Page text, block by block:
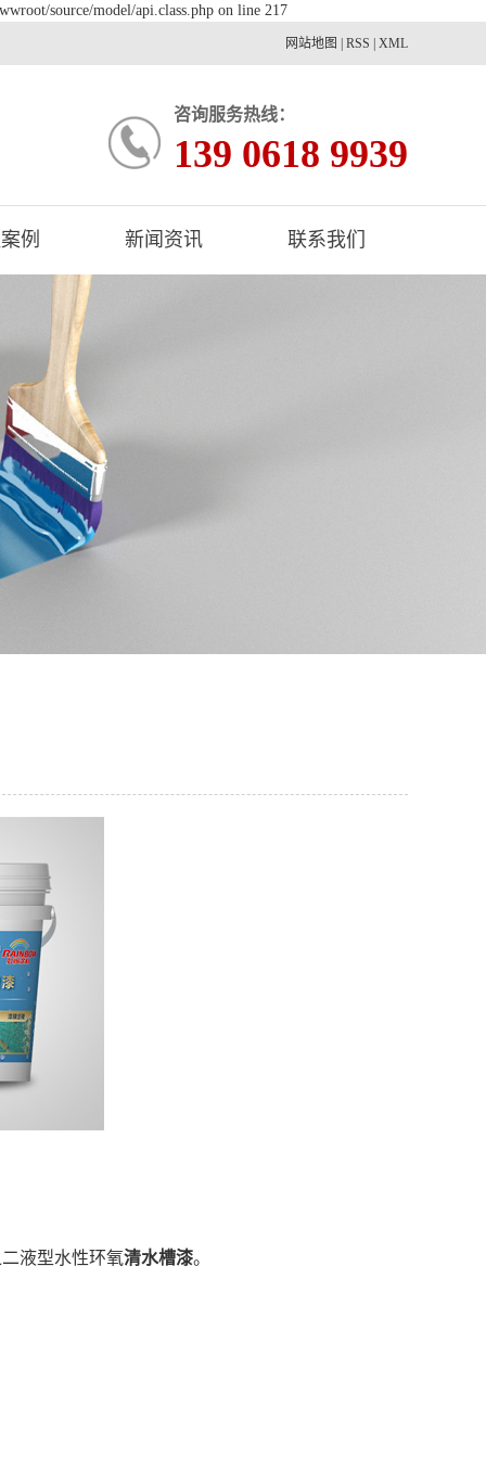
source/model/api.class.php on line 217
网站地图 RSS XML
咨询服务热线：
139 0618 9939
例 新闻资讯 联系我们
液型水性环氧清水槽漆。